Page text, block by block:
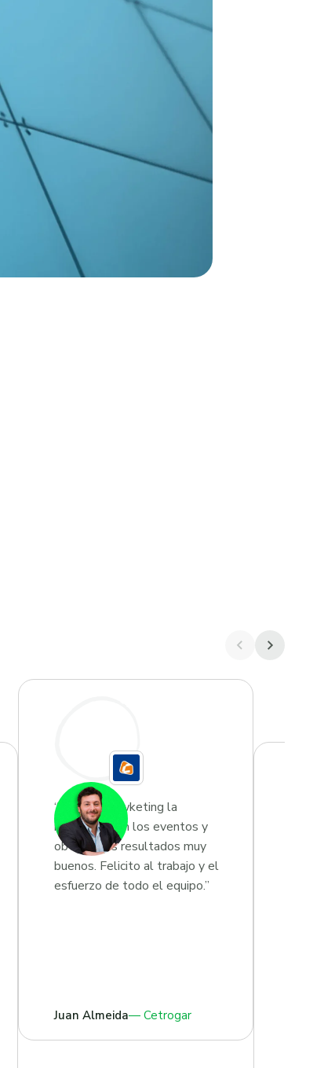
“Junto a Growketing la
rompemos en los eventos y
obtenemos resultados muy
buenos. Felicito al trabajo y el
esfuerzo de todo el equipo.”
Juan Almeida Cetrogar